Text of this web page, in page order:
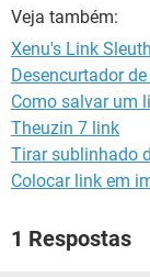
GUIA DE COMPRAS
Veja também:
Xenu's Link Sleuth
Desencurtador
Como salvar um
Theuzin 7 link
Tirar sublinhado
Colocar link em
1 Respostas